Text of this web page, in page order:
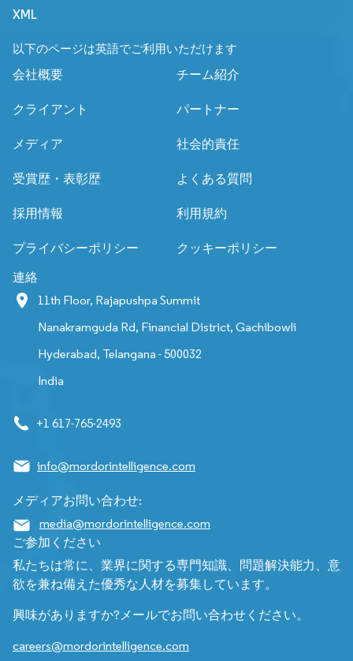
XML
以下のページは英語でご利用いただけます
会社概要
チーム紹介
クライアント パートナー
メディア 社会的責任
受賞歴・表彰歴 よくある質問
採用情報 利用規約
プライバシーポリシー クッキーポリシー
連絡
11th Floor, Rajapushpa Summit
Nanakramguda Rd, Financial District, Gachibowli
Hyderabad, Telangana - 500032
India
+1 617-765-2493
info@mordorintelligence.com
メディアお問い合わせ:
media@mordorintelligence.com
ご参加ください
私たちは常に、業界に関する専門知識、問題解決能力、意
欲を兼ね備えた優秀な人材を募集しています。
興味がありますか?メールでお問い合わせください。
careers@mordorintelligence.com